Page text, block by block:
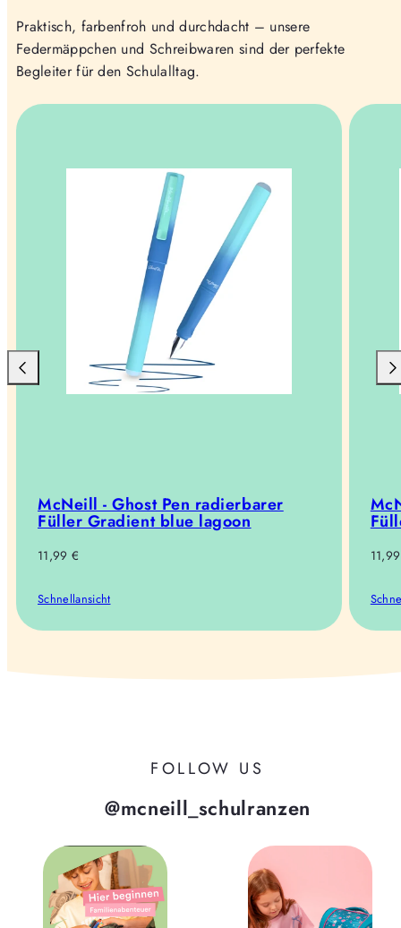
Praktisch, farbenfroh und durchdacht – unsere
Federmäppchen und Schreibwaren sind der perfekte
Begleiter für den Schulalltag.
McNeill - Ghost Pen radierbarer
Füller Gradient blue lagoon
Regulärer
11,99 €
Schnellansicht
FOLLOW US
@mcneill_schulranzen